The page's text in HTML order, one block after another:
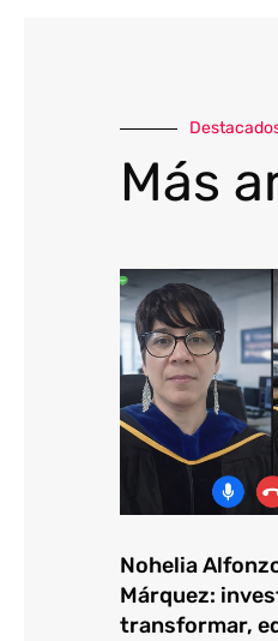
Más
Nohelia
Márquez:
transformar,